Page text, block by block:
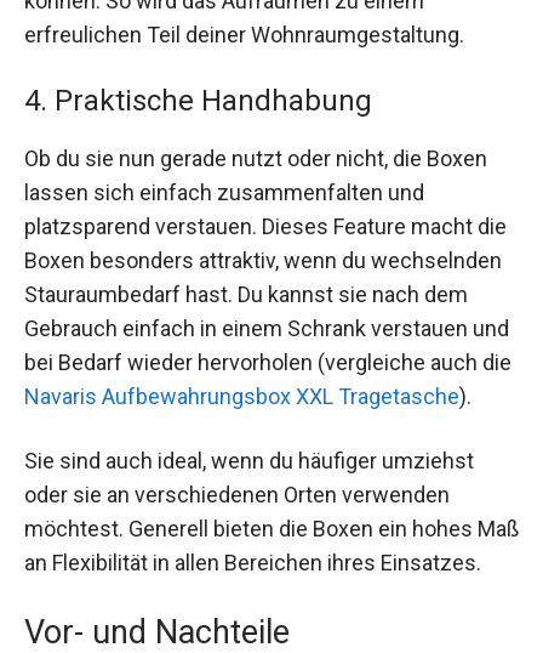
erfreulichen Teil deiner Wohnraumgestaltung.
4. Praktische Handhabung
Ob du sie nun gerade nutzt oder nicht, die Boxen
lassen sich einfach zusammenfalten und
platzsparend verstauen. Dieses Feature macht die
Boxen besonders attraktiv, wenn du wechselnden
Stauraumbedarf hast. Du kannst sie nach dem
Gebrauch einfach in einem Schrank verstauen und
bei Bedarf wieder hervorholen (vergleiche auch die
Navaris Aufbewahrungsbox XXL Tragetasche).
Sie sind auch ideal, wenn du häufiger umziehst
oder sie an verschiedenen Orten verwenden
möchtest. Generell bieten die Boxen ein hohes Maß
an Flexibilität in allen Bereichen ihres Einsatzes.
Vor- und Nachteile